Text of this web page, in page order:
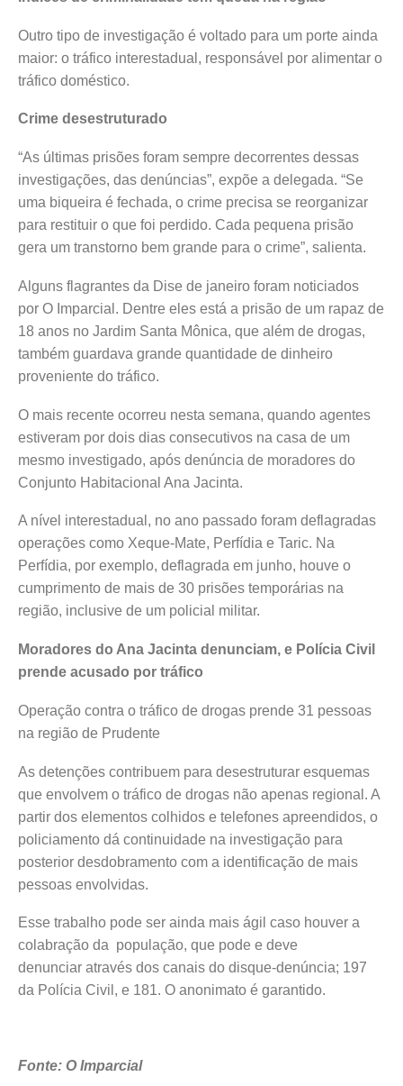
Outro tipo de investigação é voltado para um porte ainda
maior: o tráfico interestadual, responsável por alimentar o
tráfico doméstico.
Crime desestruturado
“As últimas prisões foram sempre decorrentes dessas
investigações, das denúncias”, expõe a delegada. “Se
uma biqueira é fechada, o crime precisa se reorganizar
para restituir o que foi perdido. Cada pequena prisão
gera um transtorno bem grande para o crime”, salienta.
Alguns flagrantes da Dise de janeiro foram noticiados
por O Imparcial. Dentre eles está a prisão de um rapaz de
18 anos no Jardim Santa Mônica, que além de drogas,
também guardava grande quantidade de dinheiro
proveniente do tráfico.
O mais recente ocorreu nesta semana, quando agentes
estiveram por dois dias consecutivos na casa de um
mesmo investigado, após denúncia de moradores do
Conjunto Habitacional Ana Jacinta.
A nível interestadual, no ano passado foram deflagradas
operações como Xeque-Mate, Perfídia e Taric. Na
Perfídia, por exemplo, deflagrada em junho, houve o
cumprimento de mais de 30 prisões temporárias na
região, inclusive de um policial militar.
Moradores do Ana Jacinta denunciam, e Polícia Civil
prende acusado por tráfico
Operação contra o tráfico de drogas prende 31 pessoas
na região de Prudente
As detenções contribuem para desestruturar esquemas
que envolvem o tráfico de drogas não apenas regional. A
partir dos elementos colhidos e telefones apreendidos, o
policiamento dá continuidade na investigação para
posterior desdobramento com a identificação de mais
pessoas envolvidas.
Esse trabalho pode ser ainda mais ágil caso houver a
colabração da população, que pode e deve
denunciar através dos canais do disque-denúncia; 197
da Polícia Civil, e 181. O anonimato é garantido.
Fonte: O Imparcial